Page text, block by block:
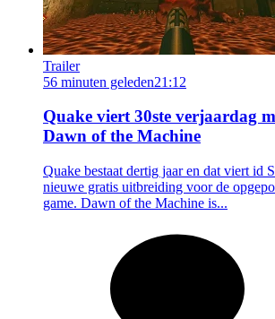
Trailer
56 minuten geleden21:12
Quake viert 30ste verjaardag
Dawn of the Machine
Quake bestaat dertig jaar en dat viert id
nieuwe gratis uitbreiding voor de
game. Dawn of the Machine is...